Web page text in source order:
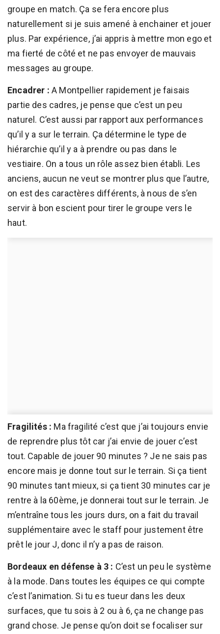
groupe en match. Ça se fera encore plus
naturellement si je suis amené à enchainer et jouer
plus. Par expérience, j’ai appris à mettre mon ego et
ma fierté de côté et ne pas envoyer de mauvais
messages au groupe.
Encadrer : A Montpellier rapidement je faisais
partie des cadres, je pense que c’est un peu
naturel. C’est aussi par rapport aux performances
qu’il y a sur le terrain. Ça détermine le type de
hiérarchie qu’il y a à prendre ou pas dans le
vestiaire. On a tous un rôle assez bien établi. Les
anciens, aucun ne veut se montrer plus que l’autre,
on est des caractères différents, à nous de s’en
servir à bon escient pour tirer le groupe vers le
haut.
Fragilités : Ma fragilité c’est que j’ai toujours envie
de reprendre plus tôt car j’ai envie de jouer c’est
tout. Capable de jouer 90 minutes ? Je ne sais pas
encore mais je donne tout sur le terrain. Si ça tient
90 minutes tant mieux, si ça tient 30 minutes car je
rentre à la 60ème, je donnerai tout sur le terrain. Je
m’entraîne tous les jours durs, on a fait du travail
supplémentaire avec le staff pour justement être
prêt le jour J, donc il n’y a pas de raison.
Bordeaux en défense à 3 : C’est un peu le système
à la mode. Dans toutes les équipes ce qui compte
c’est l’animation. Si tu es tueur dans les deux
surfaces, que tu sois à 2 ou à 6, ça ne change pas
grand chose. Je pense qu’on doit se focaliser sur